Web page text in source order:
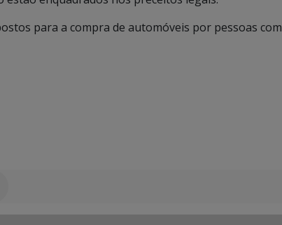
para a compra de automóveis por pessoas com